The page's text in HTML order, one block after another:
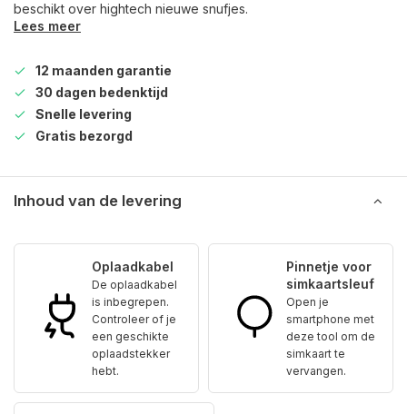
beschikt over hightech nieuwe snufjes.
Lees meer
12 maanden garantie
30 dagen bedenktijd
Snelle levering
Gratis bezorgd
Inhoud van de levering
Oplaadkabel
De oplaadkabel
is inbegrepen.
Controleer of je
een geschikte
oplaadstekker
hebt.
Pinnetje voor
simkaartsleuf
Open je
smartphone met
deze tool om de
simkaart te
vervangen.